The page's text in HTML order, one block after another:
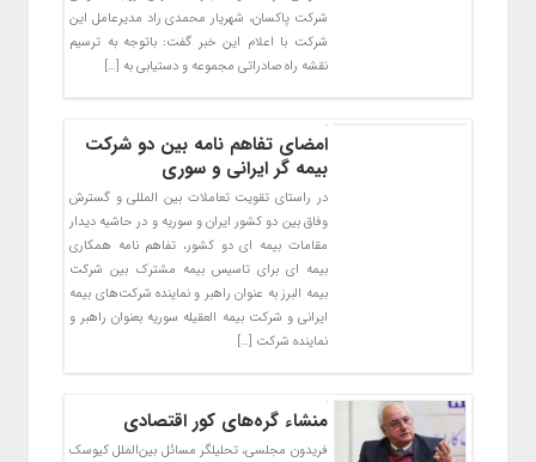
شرکت پاکسان، شهریار محمدی راد مدیرعامل این
شرکت با اعلام این خبر گفت: باتوجه به ترسیم
نقشه راه صادراتی مجموعه و دستیابی به […]
امضای تفاهم نامه بین دو شرکت
بیمه گر ایرانی و سوری
در راستای تقویت تعاملات بین المللی و گسترش
وفاق بین دو کشور ایران و سوریه و در حاشیه دیدار
مقامات بیمه ای دو کشور، تفاهم نامه همکاری
بیمه ای برای تاسیس بیمه مشترک بین شرکت
بیمه البرز به عنوان راهبر و نماینده شرکت‌های بیمه
ایرانی و شرکت بیمه العقیله سوریه بعنوان راهبر و
نماینده شرکت […]
منشاء گره‌های کور اقتصادی
فریدون مجلسی، تحلیلگر مسائل بین‌الملل کیوسک